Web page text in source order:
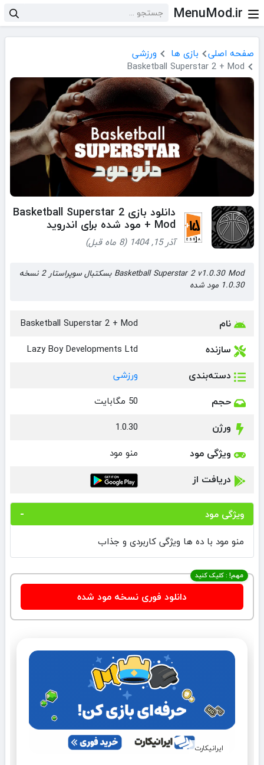
MenuMod.ir
صفحه اصلی بازی ها
ورزشی
Basketball Superstar 2 + Mod
دانلود بازی Basketball Superstar 2
+ Mod مود شده برای اندروید
آذر 15, 1404 (8 ماه قبل)
Basketball Superstar 2 v1.0.30 Mod بسکتبال سوپراستار 2 نسخه
1.0.30 مود شده
نام Basketball Superstar 2 + Mod
سازنده Lazy Boy Developments Ltd
دسته‌بندی ورزشی
حجم 50 مگابایت
ورژن 1.0.30
ویژگی مود منو مود
دریافت از
ویژگی مود
منو مود با ده ها ویژگی کاربردی و جذاب
مهم! : کلیک کنید
دانلود فوری نسخه مود شده
ایرانیکارت